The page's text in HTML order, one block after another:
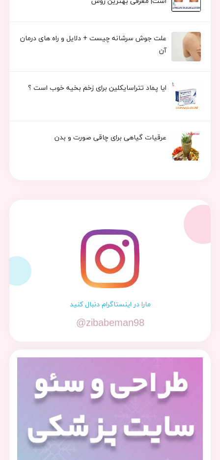
علت جوش سرشانه چیست + دلایل و راه های درمان
آن
ایا پماد تتراسایکلین برای زخم بخیه خوب است ؟
عرقیات گیاهی برای چاقی صورت و بدن
مارا در اینستاگرام دنبال کنید
@zibabeman98